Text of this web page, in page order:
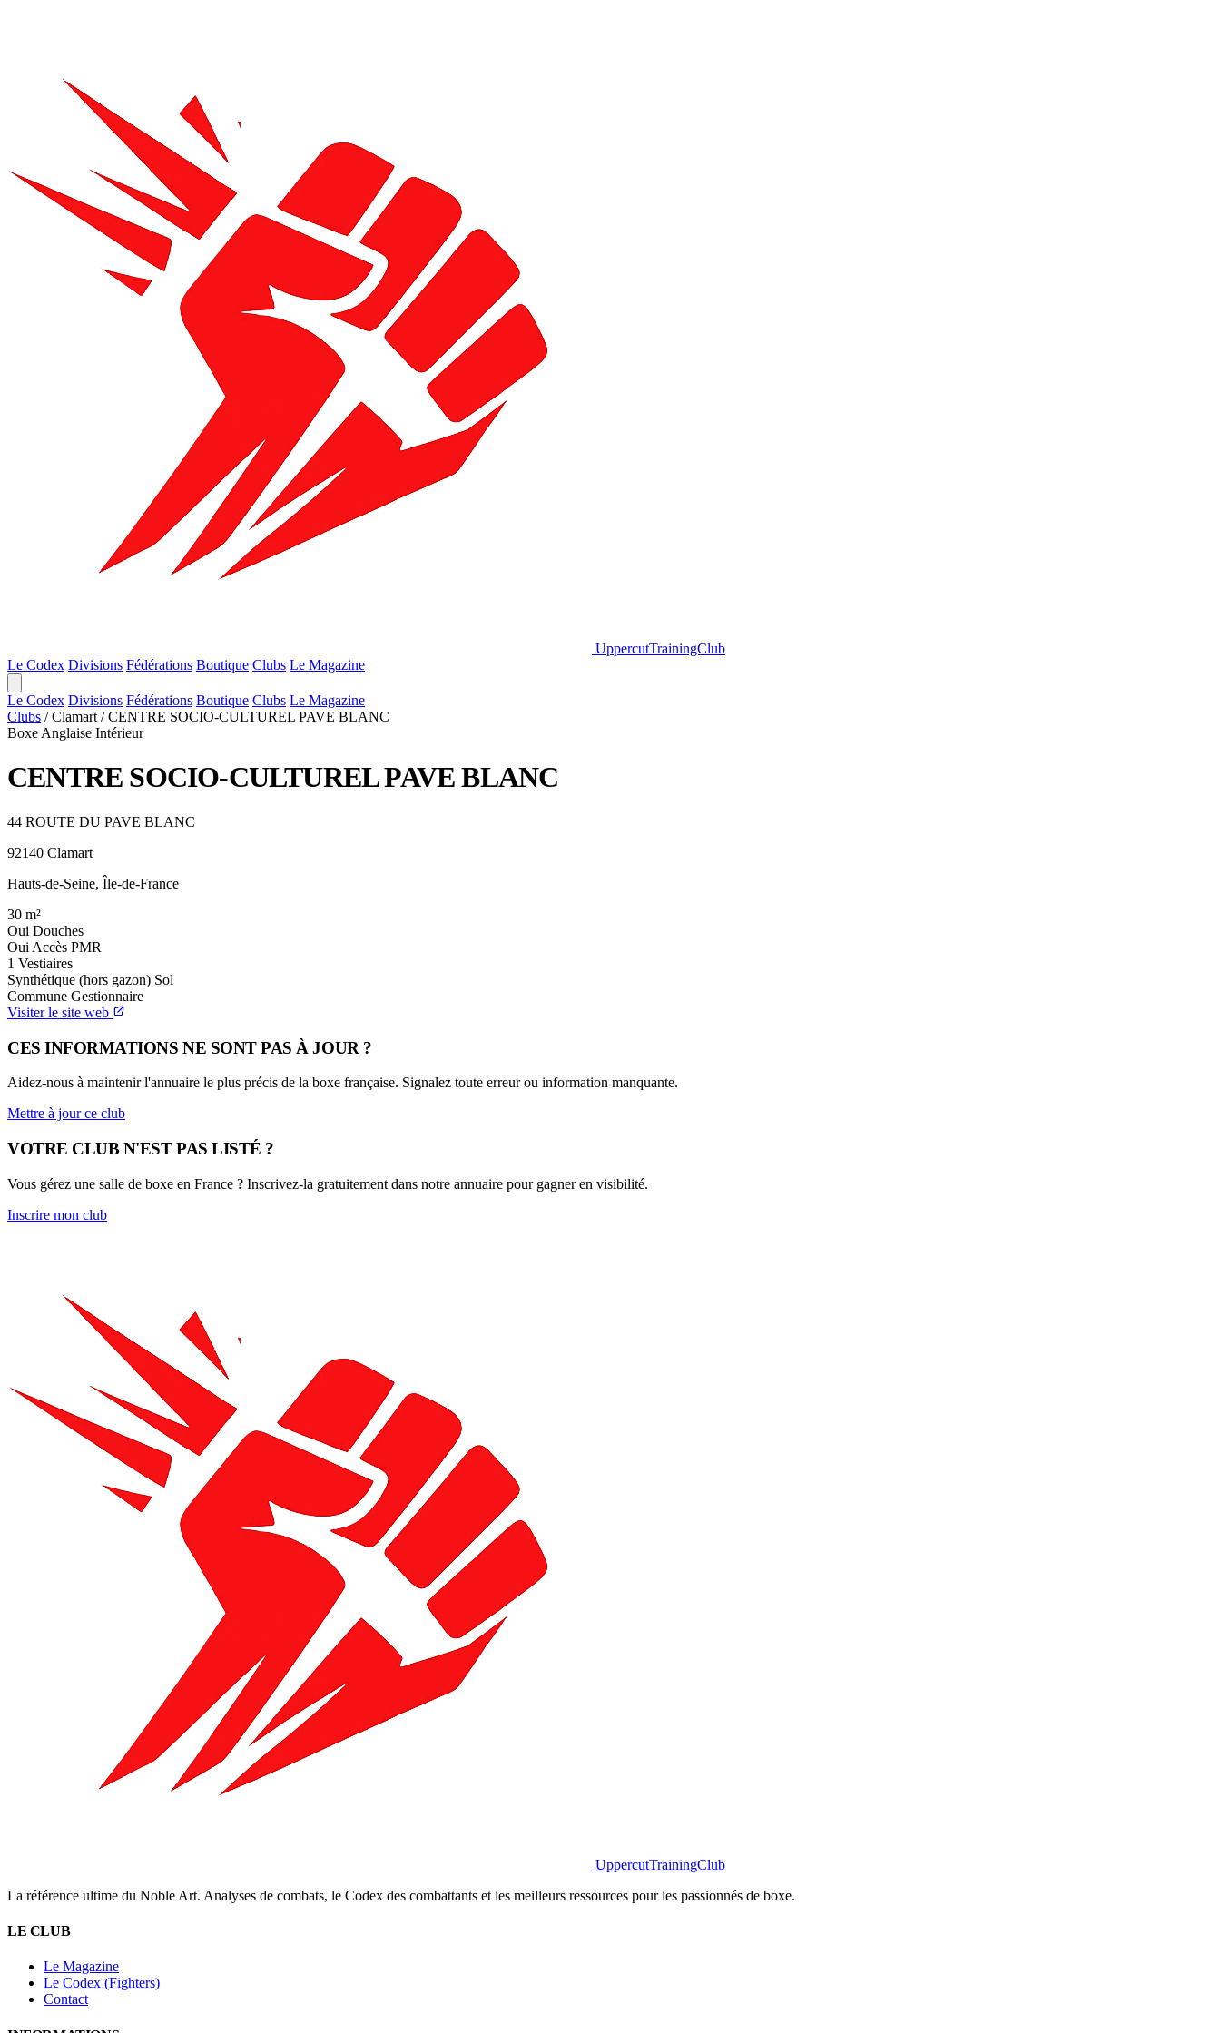
UppercutTrainingClub
Le Codex Divisions Fédérations Boutique Clubs Le Magazine
Le Codex Divisions Fédérations Boutique Clubs Le Magazine
Clubs / Clamart / CENTRE SOCIO-CULTUREL PAVE BLANC
Boxe Anglaise Intérieur
CENTRE SOCIO-CULTUREL PAVE BLANC
44 ROUTE DU PAVE BLANC
92140 Clamart
Hauts-de-Seine, Île-de-France
30 m²
Oui Douches
Oui Accès PMR
1 Vestiaires
Synthétique (hors gazon) Sol
Commune Gestionnaire
Visiter le site web
CES INFORMATIONS NE SONT PAS À JOUR ?
Aidez-nous à maintenir l'annuaire le plus précis de la boxe française. Signalez toute erreur ou information manquante.
Mettre à jour ce club
VOTRE CLUB N'EST PAS LISTÉ ?
Vous gérez une salle de boxe en France ? Inscrivez-la gratuitement dans notre annuaire pour gagner en visibilité.
Inscrire mon club
UppercutTrainingClub
La référence ultime du Noble Art. Analyses de combats, le Codex des combattants et les meilleurs ressources pour les passionnés de boxe.
LE CLUB
Le Magazine
Le Codex (Fighters)
Contact